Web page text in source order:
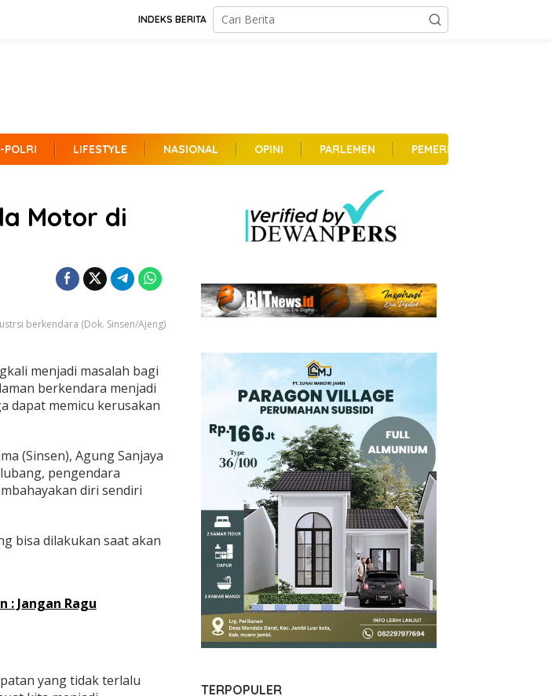
INDEKS BERITA
POLRI LIFESTYLE NASIONAL OPINI PARLEMEN PEMERINTAHAN
Motor di
berkendara (Dok. Sinsen/Ajeng)
menjadi masalah bagi
berkendara menjadi
dapat memicu kerusakan
(Sinsen), Agung Sanjaya
pengendara
diri sendiri
bisa dilakukan saat akan
: Jangan Ragu
yang tidak terlalu
TERPOPULER